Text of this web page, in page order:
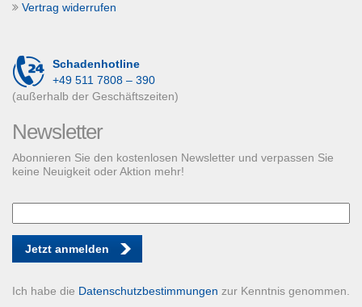
Vertrag widerrufen
Schadenhotline
+49 511 7808 – 390
(außerhalb der Geschäftszeiten)
Newsletter
Abonnieren Sie den kostenlosen Newsletter und verpassen Sie
keine Neuigkeit oder Aktion mehr!
Jetzt anmelden
Ich habe die Datenschutzbestimmungen zur Kenntnis genommen.